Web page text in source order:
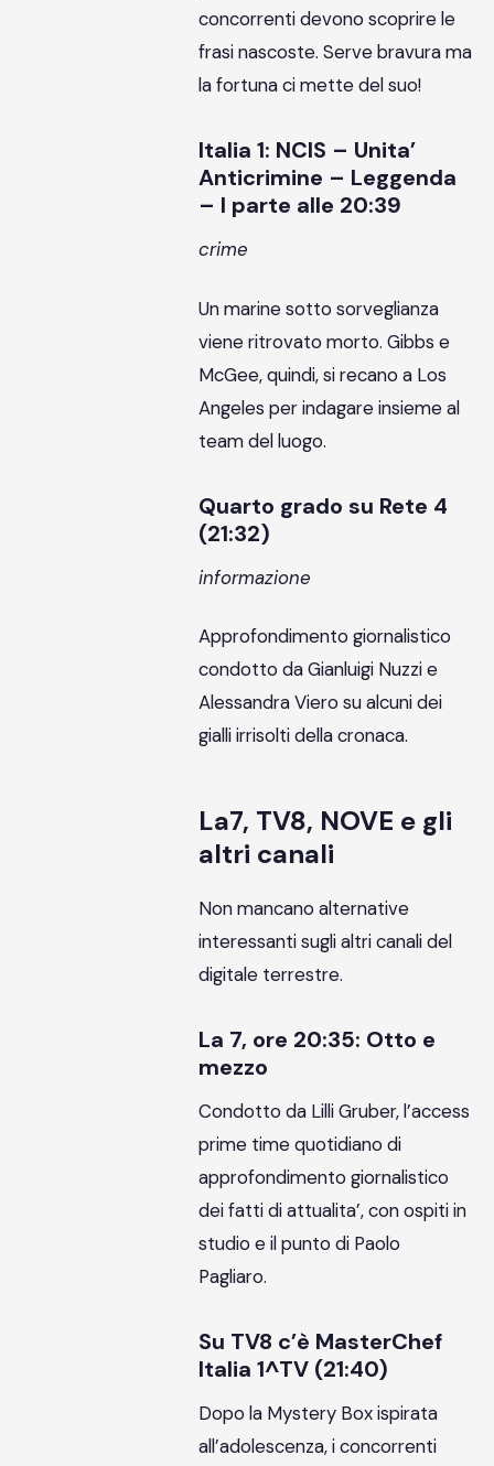
concorrenti devono scoprire le
frasi nascoste. Serve bravura ma
la fortuna ci mette del suo!
Italia 1: NCIS – Unita’
Anticrimine – Leggenda
– I parte alle 20:39
crime
Un marine sotto sorveglianza
viene ritrovato morto. Gibbs e
McGee, quindi, si recano a Los
Angeles per indagare insieme al
team del luogo.
Quarto grado su Rete 4
(21:32)
informazione
Approfondimento giornalistico
condotto da Gianluigi Nuzzi e
Alessandra Viero su alcuni dei
gialli irrisolti della cronaca.
La7, TV8, NOVE e gli
altri canali
Non mancano alternative
interessanti sugli altri canali del
digitale terrestre.
La 7, ore 20:35: Otto e
mezzo
Condotto da Lilli Gruber, l’access
prime time quotidiano di
approfondimento giornalistico
dei fatti di attualita’, con ospiti in
studio e il punto di Paolo
Pagliaro.
Su TV8 c’è MasterChef
Italia 1^TV (21:40)
Dopo la Mystery Box ispirata
all’adolescenza, i concorrenti